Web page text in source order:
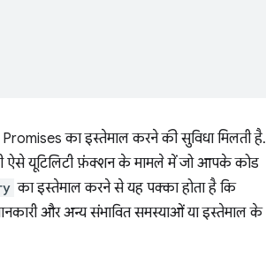
का इस्तेमाल करने की सुविधा मिलती है.
ऐसे यूटिलिटी फ़ंक्शन के मामले में जो आपके कोड
का इस्तेमाल करने से यह पक्का होता है कि
और अन्य संभावित समस्याओं या इस्तेमाल के